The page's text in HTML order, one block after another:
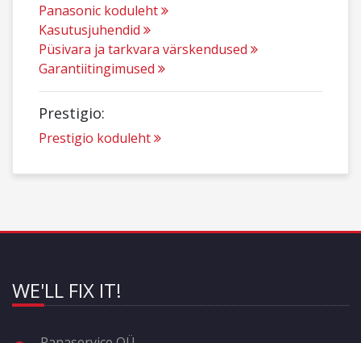
Panasonic koduleht
Kasutusjuhendid
Püsivara ja tarkvara värskendused
Garantiitingimused
Prestigio:
Prestigio koduleht
WE'LL FIX IT!